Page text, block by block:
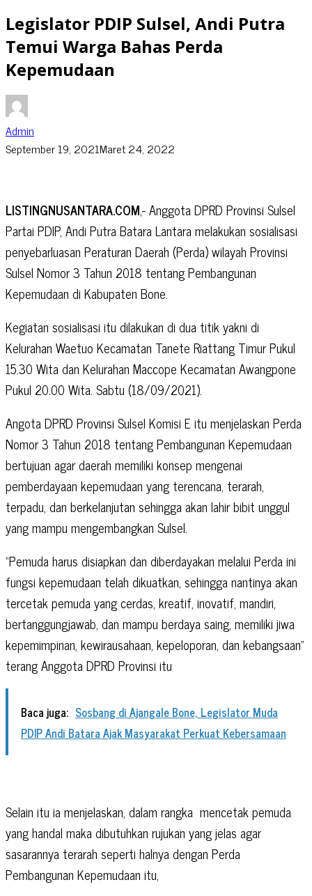
Legislator PDIP Sulsel, Andi Putra
Temui Warga Bahas Perda
Kepemudaan
Admin
September 19, 2021Maret 24, 2022
LISTINGNUSANTARA.COM,- Anggota DPRD Provinsi Sulsel
Partai PDIP, Andi Putra Batara Lantara melakukan sosialisasi
penyebarluasan Peraturan Daerah (Perda) wilayah Provinsi
Sulsel Nomor 3 Tahun 2018 tentang Pembangunan
Kepemudaan di Kabupaten Bone.
Kegiatan sosialisasi itu dilakukan di dua titik yakni di
Kelurahan Waetuo Kecamatan Tanete Riattang Timur Pukul
15.30 Wita dan Kelurahan Maccope Kecamatan Awangpone
Pukul 20.00 Wita. Sabtu (18/09/2021).
Angota DPRD Provinsi Sulsel Komisi E itu menjelaskan Perda
Nomor 3 Tahun 2018 tentang Pembangunan Kepemudaan
bertujuan agar daerah memiliki konsep mengenai
pemberdayaan kepemudaan yang terencana, terarah,
terpadu, dan berkelanjutan sehingga akan lahir bibit unggul
yang mampu mengembangkan Sulsel.
“Pemuda harus disiapkan dan diberdayakan melalui Perda ini
fungsi kepemudaan telah dikuatkan, sehingga nantinya akan
tercetak pemuda yang cerdas, kreatif, inovatif, mandiri,
bertanggungjawab, dan mampu berdaya saing, memiliki jiwa
kepemimpinan, kewirausahaan, kepeloporan, dan kebangsaan”
terang Anggota DPRD Provinsi itu
Baca juga: Sosbang di Ajangale Bone, Legislator Muda
PDIP Andi Batara Ajak Masyarakat Perkuat Kebersamaan
Selain itu ia menjelaskan, dalam rangka mencetak pemuda
yang handal maka dibutuhkan rujukan yang jelas agar
sasarannya terarah seperti halnya dengan Perda
Pembangunan Kepemudaan itu,